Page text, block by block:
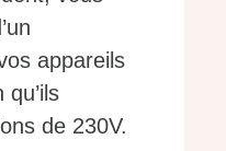
appareils
de 230V.